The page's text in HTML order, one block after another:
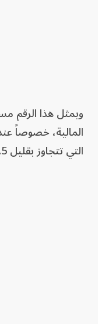
ويمثل هذا الرقم
المالية، خصوصاً
التي تتجاوز بقليل 1.5 تريليون دولار.